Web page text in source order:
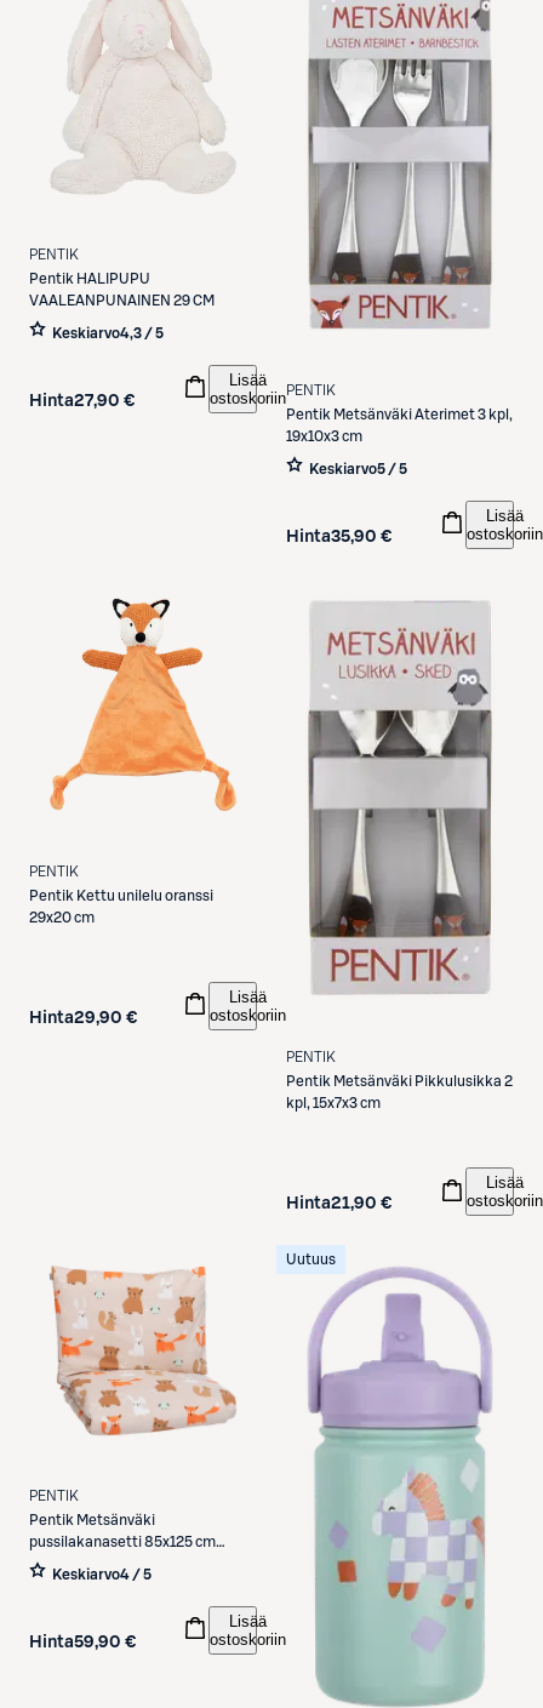
PENTIK
Pentik HALIPUPU
VAALEANPUNAINEN 29 CM
Keskiarvo4,3 / 5
Hinta27,90 €
Lisää
ostoskoriin PENTIK
Pentik Metsänväki Aterimet 3 kpl,
19x10x3 cm
Keskiarvo5 / 5
Hinta35,90 €
Lisää
ostoskoriin
PENTIK
Pentik Kettu unilelu oranssi
29x20 cm
Hinta29,90 €
Lisää
ostoskoriin
PENTIK
Pentik Metsänväki Pikkulusikka 2
kpl, 15x7x3 cm
Hinta21,90 €
Lisää
ostoskoriin
PENTIK
Pentik Metsänväki
pussilakanasetti 85x125 cm
vaaleanruskea
Keskiarvo4 / 5
Hinta59,90 €
Lisää
ostoskoriin
Uutuus